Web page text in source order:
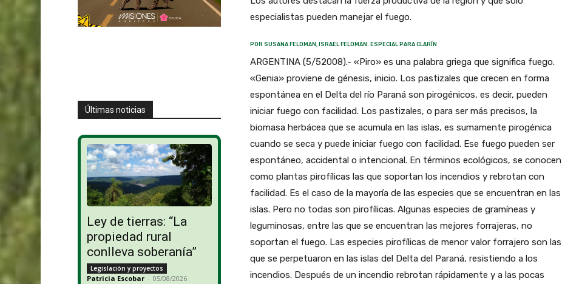
Últimas noticias
Ley de tierras: “La
propiedad rural
conlleva soberanía”
Legislación y proyectos
Patricia Escobar - 05/08/2026
especialistas pueden manejar el fuego.
POR SUSANA FELDMAN, ISRAEL FELDMAN. ESPECIAL PARA CLARÍN
ARGENTINA (5/52008).- «Piro» es una palabra griega que significa fuego.
«Genia» proviene de génesis, inicio. Los pastizales que crecen en forma
espontánea en el Delta del río Paraná son pirogénicos, es decir, pueden
iniciar fuego con facilidad. Los pastizales, o para ser más precisos, la
biomasa herbácea que se acumula en las islas, es sumamente pirogénica
cuando se seca y puede iniciar fuego con facilidad. Ese fuego pueden ser
espontáneo, accidental o intencional. En términos ecológicos, se conocen
como plantas pirofílicas las que soportan los incendios y rebrotan con
facilidad. Es el caso de la mayoría de las especies que se encuentran en las
islas. Pero no todas son pirofílicas. Algunas especies de gramíneas y
leguminosas, entre las que se encuentran las mejores forrajeras, no
soportan el fuego. Las especies pirofílicas de menor valor forrajero son las
que se perpetuaron en las islas del Delta del Paraná, resistiendo a los
incendios. Después de un incendio rebrotan rápidamente y a las pocas